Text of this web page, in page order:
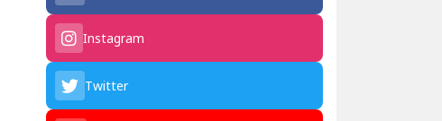
Instagram
Twitter